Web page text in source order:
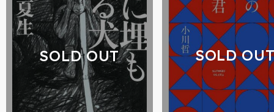
SOLD OUT SOLD